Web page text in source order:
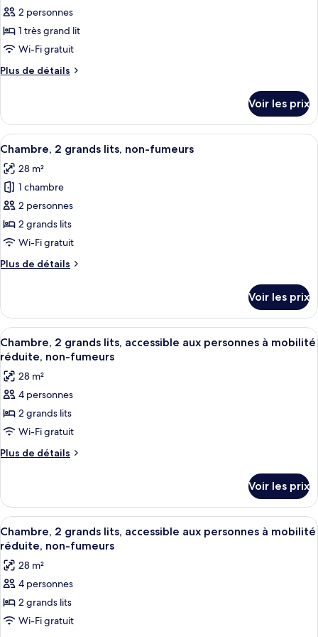
lits,
non-
fumeurs
pour
ce
type
chambre :
Bed,
Executive
Lounge,
Non
Smoking
2 personnes
1 très grand lit
Wi-Fi gratuit
Plus de détails
Plus
le
type
de
King
Executive
Lounge,
Non
Smoking
Voir les prix
Afficher
toutes
les
photos
pour
ce
type
chambre :
grands
lits,
non-
fumeurs
Une chambre d’hôtel avec deux
12
Chambre, 2 grands lits, non-fumeurs
28 m²
1 chambre
2 personnes
2 grands lits
Wi-Fi gratuit
Plus de détails
Plus
le
type
de
chambre
Chambre,
2
grands
non-
fumeurs
Voir les prix
Afficher
toutes
les
photos
pour
ce
type
de
2
grands
lits,
accessible
aux
personnes
à
mobilité
réduite,
Une chambre d’hôtel avec deux lits,
8
Chambre, 2 grands lits, accessible aux personnes à mobilité
réduite, non-fumeurs
28 m²
4 personnes
2 grands lits
Wi-Fi gratuit
Plus de détails
Plus
le
type
de
chambre
Chambre,
2
grands
accessible
aux
Voir les prix
Afficher
toutes
les
photos
pour
ce
type
Une chambre d’hôtel avec deux lits,
10
Chambre, 2 grands lits, accessible aux personnes à mobilité
réduite, non-fumeurs
28 m²
4 personnes
2 grands lits
Wi-Fi gratuit